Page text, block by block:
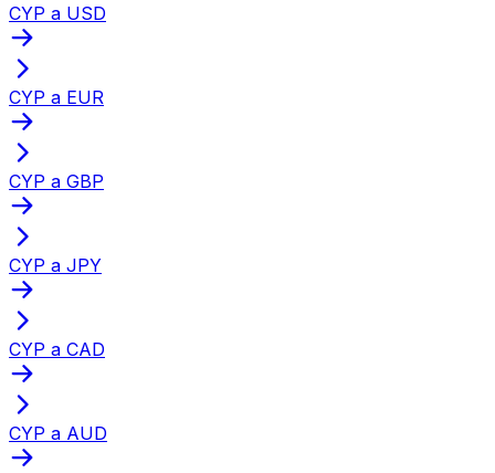
CYP a USD
CYP a EUR
CYP a GBP
CYP a JPY
CYP a CAD
CYP a AUD